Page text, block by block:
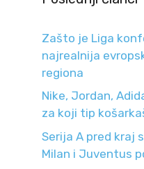
Zašto je Liga
najrealnija
regiona
Nike, Jordan,
za koji tip
Serija A pred kraj
Milan i Juventus